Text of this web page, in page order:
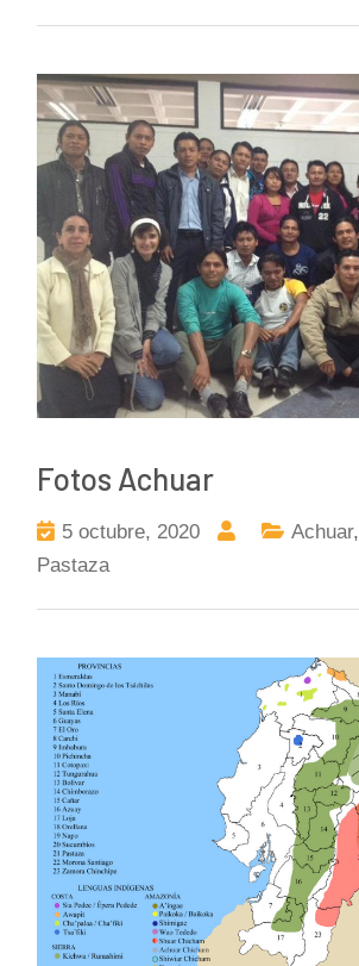
Fotos Achuar
5 octubre, 2020 Achuar,
Pastaza